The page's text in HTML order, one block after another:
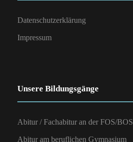
Datenschutzerklärung
Impressum
Unsere Bildungsgänge
Abitur / Fachabitur an der FOS/BOS
Abitur am beruflichen Gymnasium